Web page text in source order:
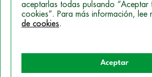
© 2026 Campus Training
aceptarlas todas pulsando “Aceptar
cookies”. Para más información, lee
de cookies.
Aceptar